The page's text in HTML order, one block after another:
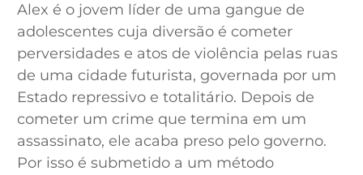
Alex é o jovem líder de uma gangue de
adolescentes cuja diversão é cometer
perversidades e atos de violência pelas ruas
de uma cidade futurista, governada por um
Estado repressivo e totalitário. Depois de
cometer um crime que termina em um
assassinato, ele acaba preso pelo governo.
Por isso é submetido a um método